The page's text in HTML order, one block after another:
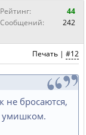
Рейтинг:
44
Сообщений:
242
Печать | #12
не бросаются,
умишком.